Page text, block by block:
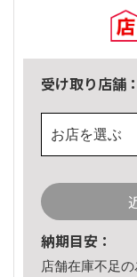
受け取り店舗：
お店を選ぶ
納期目安：
店舗在庫不足